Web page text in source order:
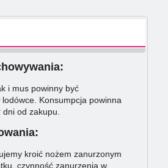
i mus powinny być
Konsumpcja powinna
od zakupu.
kroić nożem zanurzonym
czynność zanurzenia w